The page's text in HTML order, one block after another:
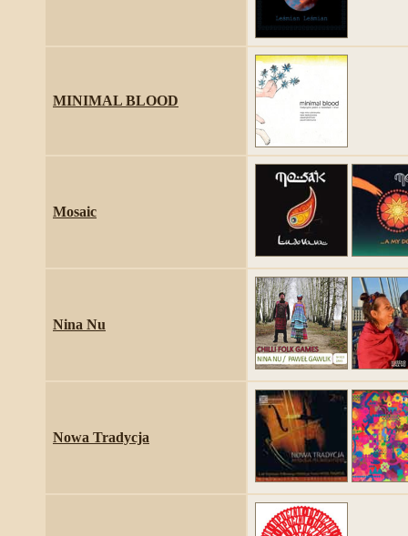
MINIMAL BLOOD
Mosaic
Nina Nu
Nowa Tradycja